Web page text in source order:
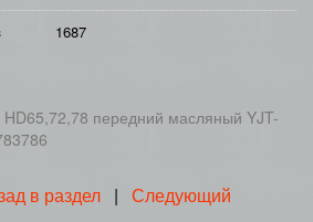
1687
HD65,72,78 передний масляный YJT-
в раздел | Следующий